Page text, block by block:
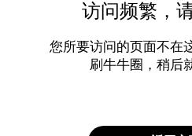
访问频繁，
您所要访问的页面不在
刷牛牛圈，稍后